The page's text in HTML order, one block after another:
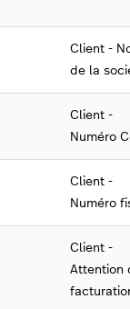
Client -
de la
Client -
Numéro
Client -
Numéro
Client -
Attention